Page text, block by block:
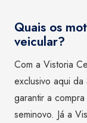
Quais os
veicular?
Com a Vistoria
exclusivo aqui
garantir a
seminovo. Já a